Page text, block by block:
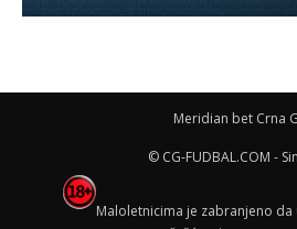
Meridian bet Crna
© CG-FUDBAL.COM -
Maloletnicima je zabranjeno da